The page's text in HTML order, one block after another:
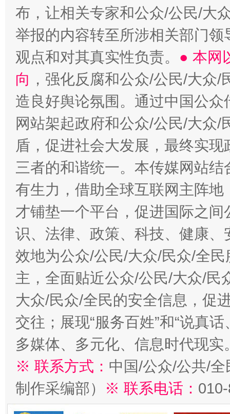
布，让相关专家和公众/公民/大
举报的内容转至所涉相关部门
观点和对其真实性负责。 ● 本网
向 ，强化反腐和公众/公民/大众
造良好舆论氛围。通过中国公
网站架起政府和公众/公民/大众
盾，促进社会大发展，最终实
三者的和谐统一。本传媒网站
有生力，借助全球互联网主阵
才铺垫一个平台，促进国际之
识、法律、政策、科技、健康
效地为公众/公民/大众/民众/全
主，全面贴近公众/公民/大众/民
大众/民众/全民的安全信息，促
交往；展现“服务百姓”和“说真
多媒体、多元化、信息时代现实
※ 联系方式： 中国/公众/公共/
制作采编部）
※ 联系电话：